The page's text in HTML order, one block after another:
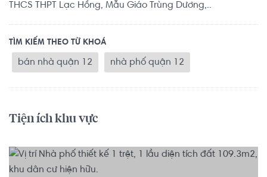
THCS THPT Lạc Hồng, Mẫu Giáo Trùng Dương,..
TÌM KIẾM THEO TỪ KHOÁ
bán nhà quận 12 nhà phố quận 12
Tiện ích khu vực